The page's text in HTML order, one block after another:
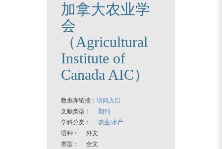
加拿大农业学
会
（Agricultural
Institute of
Canada AIC）
数据库链接： 访问入口
文献类型： 期刊
学科分类： 农业/水产
语种： 外文
类型： 全文